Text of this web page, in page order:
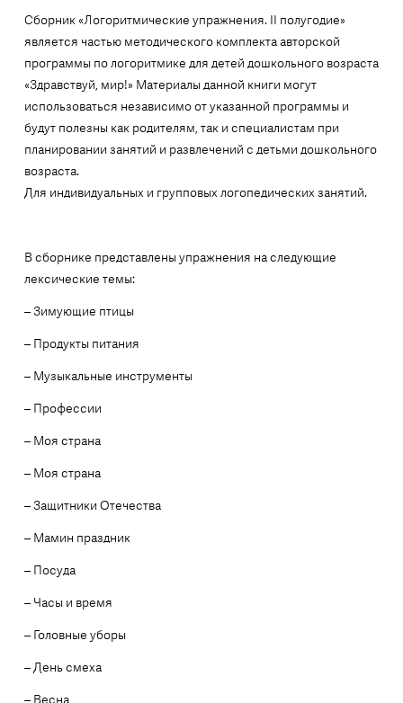
Сборник «Логоритмические упражнения. II полугодие»
является частью методического комплекта авторской
программы по логоритмике для детей дошкольного возраста
«Здравствуй, мир!» Материалы данной книги могут
использоваться независимо от указанной программы и
будут полезны как родителям, так и специалистам при
планировании занятий и развлечений с детьми дошкольного
возраста.
Для индивидуальных и групповых логопедических занятий.
В сборнике представлены упражнения на следующие
лексические темы:
– Зимующие птицы
– Продукты питания
– Музыкальные инструменты
– Профессии
– Моя страна
– Моя страна
– Защитники Отечества
– Мамин праздник
– Посуда
– Часы и время
– Головные уборы
– День смеха